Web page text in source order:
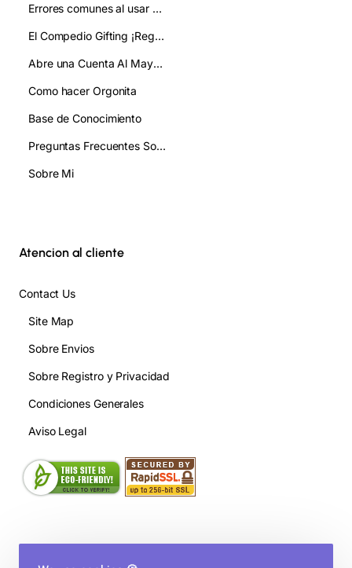
Errores comunes al usar pirámides de orgonita y cómo evitarlos
El Compedio Gifting ¡Regala!
Abre una Cuenta Al Mayor/ Gifting
Como hacer Orgonita
Base de Conocimiento
Preguntas Frecuentes Sobre Orgonita FAQ
Sobre Mi
Atencion al cliente
Contact Us
Site Map
Sobre Envios
Sobre Registro y Privacidad
Condiciones Generales
Aviso Legal